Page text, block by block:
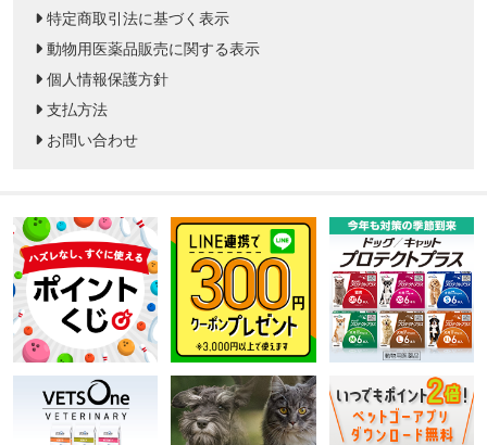
特定商取引法に基づく表示
動物用医薬品販売に関する表示
個人情報保護方針
支払方法
お問い合わせ